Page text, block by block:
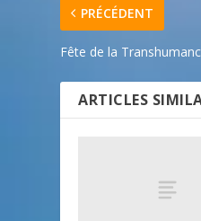
PRÉCÉDENT
Fête de la
ARTICLES